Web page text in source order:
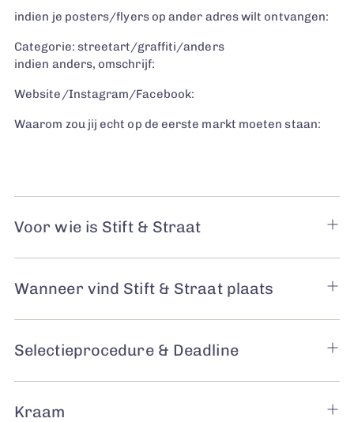
indien je posters/flyers op ander adres wilt ontvangen:
Categorie: streetart/graffiti/anders
indien anders, omschrijf:
Website/Instagram/Facebook:
Waarom zou jij echt op de eerste markt moeten staan:
Voor wie is Stift & Straat
Wanneer vind Stift & Straat plaats
Selectieprocedure & Deadline
Kraam